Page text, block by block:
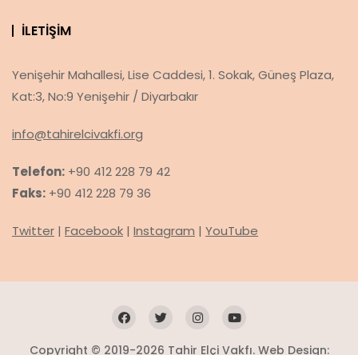
İLETIŞIM
Yenişehir Mahallesi, Lise Caddesi, 1. Sokak, Güneş Plaza,
Kat:3, No:9 Yenişehir / Diyarbakır
info@tahirelcivakfi.org
Telefon: +90 412 228 79 42
Faks: +90 412 228 79 36
Twitter | Facebook | Instagram | YouTube
Copyright © 2019-2026 Tahir Elçi Vakfı. Web Design: